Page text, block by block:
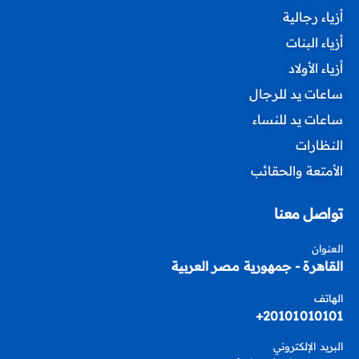
أزياء رجالية
أزياء البنات
أزياء الأولاد
ساعات يد للرجال
ساعات يد للنساء
النظارات
الأمتعة والحقائب
تواصل معنا
العنوان
القاهرة - جمهورية مصر العربية
الهاتف
20101010101+
البريد الإلكتروني